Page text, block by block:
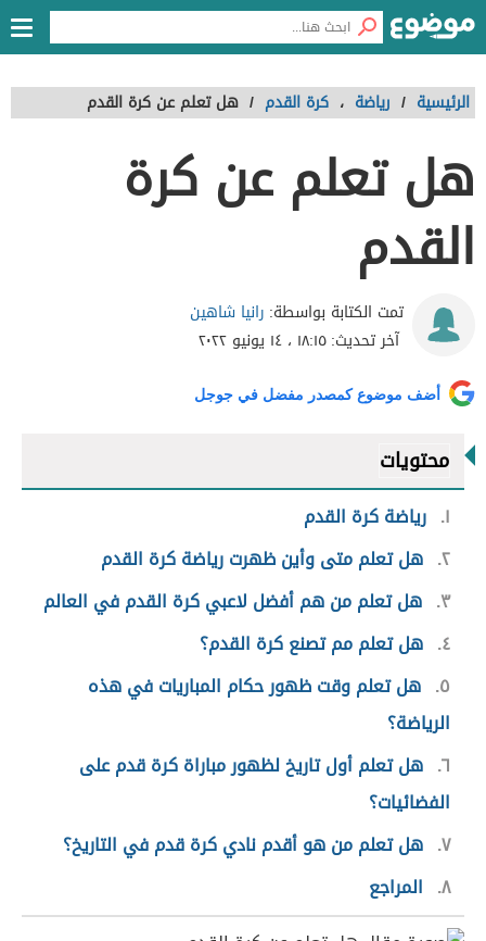
الرئيسية / رياضة ، كرة القدم / هل تعلم عن كرة القدم
هل تعلم عن كرة
القدم
تمت الكتابة بواسطة: رانيا شاهين
آخر تحديث:١٨:١٥ ، ١٤ يونيو ٢٠٢٢
أضف موضوع كمصدر مفضل في جوجل
محتويات
١ رياضة كرة القدم
٢ هل تعلم متى وأين ظهرت رياضة كرة القدم
٣ هل تعلم من هم أفضل لاعبي كرة القدم في العالم
٤ هل تعلم مم تصنع كرة القدم؟
٥ هل تعلم وقت ظهور حكام المباريات في هذه
الرياضة؟
٦ هل تعلم أول تاريخ لظهور مباراة كرة قدم على
الفضائيات؟
٧ هل تعلم من هو أقدم نادي كرة قدم في التاريخ؟
٨ المراجع